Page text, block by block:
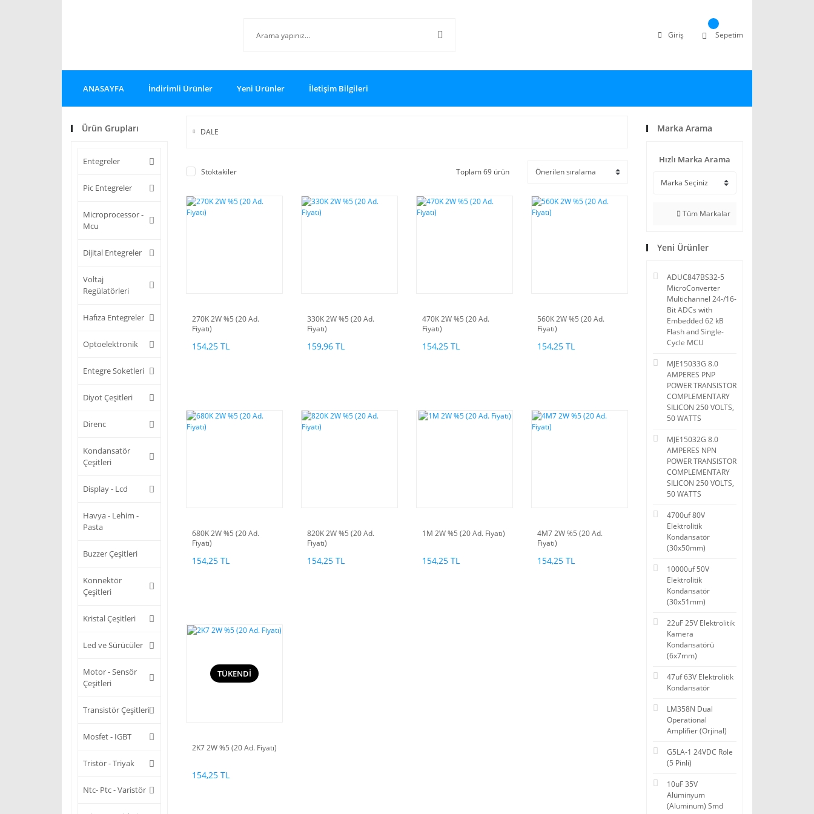
Giriş Sepetim
ANASAYFA İndirimli Ürünler Yeni Ürünler İletişim Bilgileri
Ürün Grupları
Entegreler
Pic Entegreler
Microprocessor -
Mcu
Dijital Entegreler
Voltaj
Regülatörleri
Hafıza Entegreler
Optoelektronik
Entegre Soketleri
Diyot Çeşitleri
Direnc
Kondansatör
Çeşitleri
Display - Lcd
Havya - Lehim -
Pasta
Buzzer Çeşitleri
Konnektör
Çeşitleri
Kristal Çeşitleri
Led ve Sürücüler
Motor - Sensör
Çeşitleri
Transistör Çeşitleri
Mosfet - IGBT
Tristör - Triyak
Ntc- Ptc - Varistör
DALE
Stoktakiler Toplam 69 ürün
270K 2W %5 (20 Ad.
Fiyatı)
154,25 TL
330K 2W %5 (20 Ad.
Fiyatı)
159,96 TL
470K 2W %5 (20 Ad.
Fiyatı)
154,25 TL
560K 2W %5 (20 Ad.
Fiyatı)
154,25 TL
680K 2W %5 (20 Ad.
Fiyatı)
154,25 TL
820K 2W %5 (20 Ad.
Fiyatı)
154,25 TL
1M 2W %5 (20 Ad. Fiyatı)
154,25 TL
4M7 2W %5 (20 Ad.
Fiyatı)
154,25 TL
TÜKENDİ
2K7 2W %5 (20 Ad. Fiyatı)
154,25 TL
Marka Arama
Hızlı Marka Arama
Tüm Markalar
Yeni Ürünler
ADUC847BS32-5
MicroConverter
Multichannel 24-/16-
Bit ADCs with
Embedded 62 kB
Flash and Single-
Cycle MCU
MJE15033G 8.0
AMPERES PNP
POWER TRANSISTOR
COMPLEMENTARY
SILICON 250 VOLTS,
50 WATTS
MJE15032G 8.0
AMPERES NPN
POWER TRANSISTOR
COMPLEMENTARY
SILICON 250 VOLTS,
50 WATTS
4700uf 80V
Elektrolitik
Kondansatör
(30x50mm)
10000uf 50V
Elektrolitik
Kondansatör
(30x51mm)
22uF 25V Elektrolitik
Kamera
Kondansatörü
(6x7mm)
47uf 63V Elektrolitik
Kondansatör
LM358N Dual
Operational
Amplifier (Orjinal)
G5LA-1 24VDC Röle
(5 Pinli)
10uF 35V
Alüminyum
(Aluminum) Smd